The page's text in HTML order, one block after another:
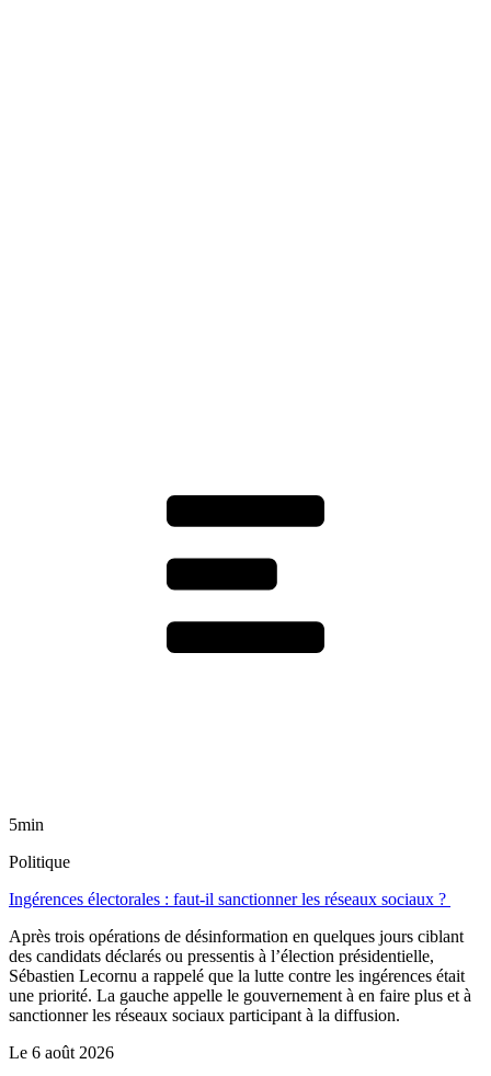
5min
Politique
Ingérences électorales : faut-il sanctionner les réseaux sociaux ?
Après trois opérations de désinformation en quelques jours ciblant
des candidats déclarés ou pressentis à l’élection présidentielle,
Sébastien Lecornu a rappelé que la lutte contre les ingérences était
une priorité. La gauche appelle le gouvernement à en faire plus et à
sanctionner les réseaux sociaux participant à la diffusion.
Le 6 août 2026